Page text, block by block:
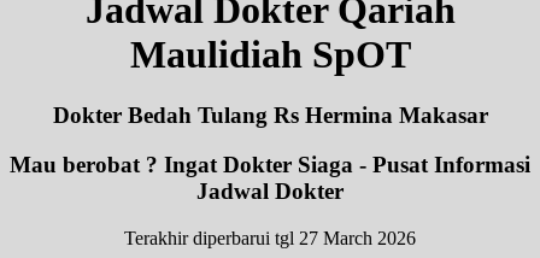
Jadwal Dokter Qariah
Maulidiah SpOT
Dokter Bedah Tulang Rs Hermina Makasar
Mau berobat ? Ingat Dokter Siaga - Pusat Informasi
Jadwal Dokter
Terakhir diperbarui tgl 27 March 2026